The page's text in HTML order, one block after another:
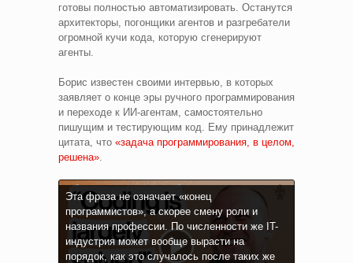
готовы полностью автоматизировать. Останутся
архитекторы, погонщики агентов и разгребатели
огромной кучи кода, которую сгенерируют
агенты.
Борис известен своими интервью, в которых
заявляет о конце эры ручного программирования
и переходе к ИИ-агентам, самостоятельно
пишущим и тестирующим код. Ему принадлежит
цитата, что «задача программирования, в целом,
решена»
Эта фраза не означает «конец
программистов», а скорее смену роли и
названия профессии. По численности же IT-
индустрия может вообще вырасти на
порядок, как это случалось после таких же